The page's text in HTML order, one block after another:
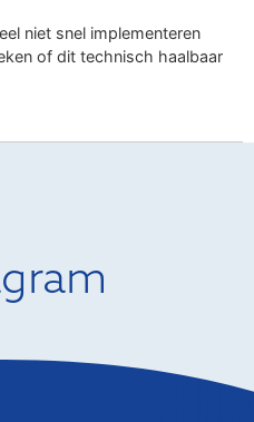
niet snel implementeren
of dit technisch haalbaar